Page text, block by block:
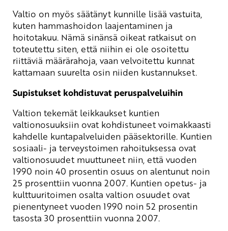
Valtio on myös säätänyt kunnille lisää vastuita,
kuten hammashoidon laajentaminen ja
hoitotakuu. Nämä sinänsä oikeat ratkaisut on
toteutettu siten, että niihin ei ole osoitettu
riittäviä määrärahoja, vaan velvoitettu kunnat
kattamaan suurelta osin niiden kustannukset.
Supistukset kohdistuvat peruspalveluihin
Valtion tekemät leikkaukset kuntien
valtionosuuksiin ovat kohdistuneet voimakkaasti
kahdelle kuntapalveluiden pääsektorille. Kuntien
sosiaali- ja terveystoimen rahoituksessa ovat
valtionosuudet muuttuneet niin, että vuoden
1990 noin 40 prosentin osuus on alentunut noin
25 prosenttiin vuonna 2007. Kuntien opetus- ja
kulttuuritoimen osalta valtion osuudet ovat
pienentyneet vuoden 1990 noin 52 prosentin
tasosta 30 prosenttiin vuonna 2007.